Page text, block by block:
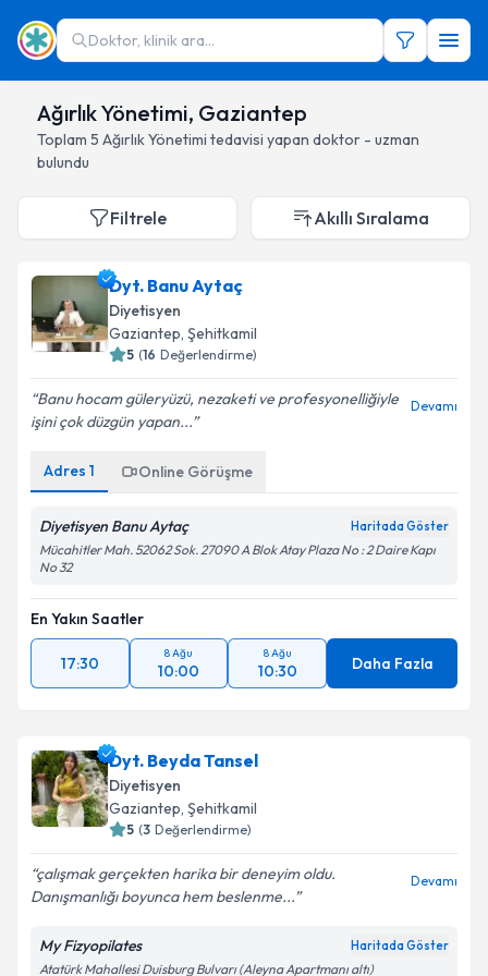
Doktor, klinik ara...
Ağırlık Yönetimi, Gaziantep
Toplam 5 Ağırlık Yönetimi tedavisi yapan doktor - uzman
bulundu
Filtrele Akıllı Sıralama
Dyt. Banu Aytaç
Diyetisyen
Gaziantep, Şehitkamil
5 (16 Değerlendirme)
Banu hocam güleryüzü, nezaketi ve profesyonelliğiyle
işini çok düzgün yapan...
Devamı
Adres 1 Online Görüşme
Diyetisyen Banu Aytaç Haritada Göster
Mücahitler Mah. 52062 Sok. 27090 A Blok Atay Plaza No : 2 Daire Kapı
No 32
En Yakın Saatler
17:30
8 Ağu
10:00
8 Ağu
10:30 Daha Fazla
Dyt. Beyda Tansel
Diyetisyen
Gaziantep, Şehitkamil
5 (3 Değerlendirme)
çalışmak gerçekten harika bir deneyim oldu.
Danışmanlığı boyunca hem beslenme...
Devamı
My Fizyopilates Haritada Göster
Atatürk Mahallesi Duisburg Bulvarı (Aleyna Apartmanı altı)